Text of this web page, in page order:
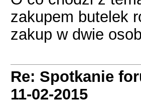
zakupem butelek
zakup w dwie
Re: Spotkanie
11-02-2015